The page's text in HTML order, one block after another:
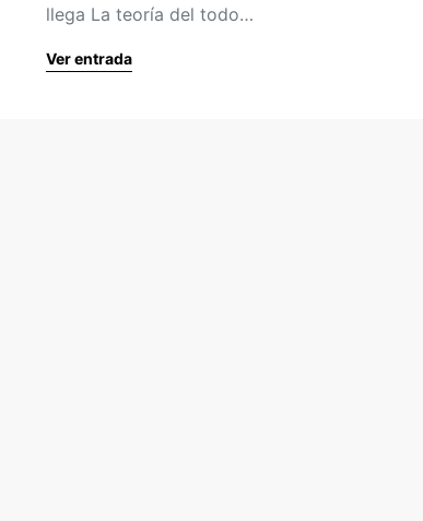
llega La teoría del todo…
Ver entrada